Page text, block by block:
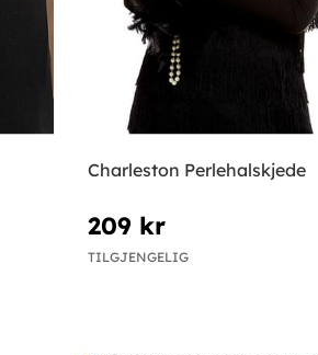
Charleston Perlehalskjede
209 kr
TILGJENGELIG